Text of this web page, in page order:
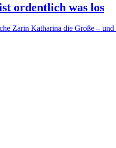
ordentlich was los
Zarin Katharina die Große –